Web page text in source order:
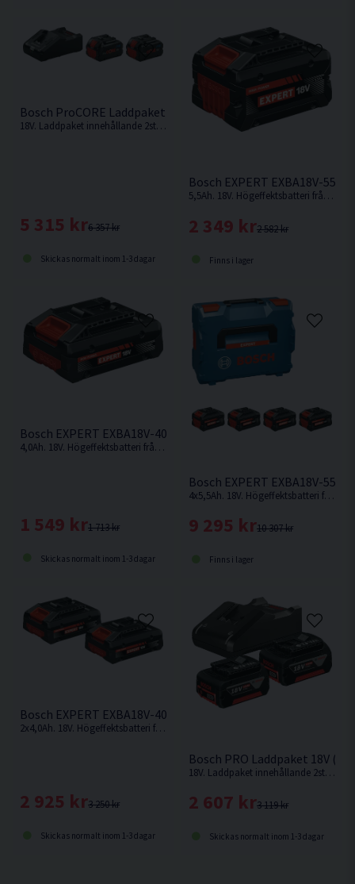
Bosch ProCORE Laddpaket 18V (2x8,0Ah)
18V. Laddpaket innehållande 2st 8,0Ah ProCORE batterier och snabbladdare från Bosch
6 357 kr
5 315 kr
Skickas normalt inom 1-3 dagar
Bosch EXPERT EXBA18V-55
5,5Ah. 18V. Högeffektsbatteri från Bosch med upp till 2 000 W maximal effekt för krävande användningsområden.
2 582 kr
2 349 kr
Finns i lager
Bosch EXPERT EXBA18V-40 Batteri 18V (4,0Ah)
4,0Ah. 18V. Högeffektsbatteri från Bosch med upp till 2 000 W maximal effekt för krävande användningsområden.
1 713 kr
1 549 kr
Skickas normalt inom 1-3 dagar
Bosch EXPERT EXBA18V-55
4x5,5Ah. 18V. Högeffektsbatteri från Bosch med upp till 2 000 W maximal effekt för krävande användningsområden.
10 307 kr
9 295 kr
Finns i lager
Bosch EXPERT EXBA18V-40 Batteripaket 2x18V (4,0Ah)
2x4,0Ah. 18V. Högeffektsbatteri från Bosch med upp till 2 000 W maximal effekt för krävande användningsområden.
3 250 kr
2 925 kr
Skickas normalt inom 1-3 dagar
Bosch PRO Laddpaket 18V
18V. Laddpaket innehållande 2st 4,0Ah batterier och snabbladdare från Bosch
3 119 kr
2 607 kr
Skickas normalt inom 1-3 dagar